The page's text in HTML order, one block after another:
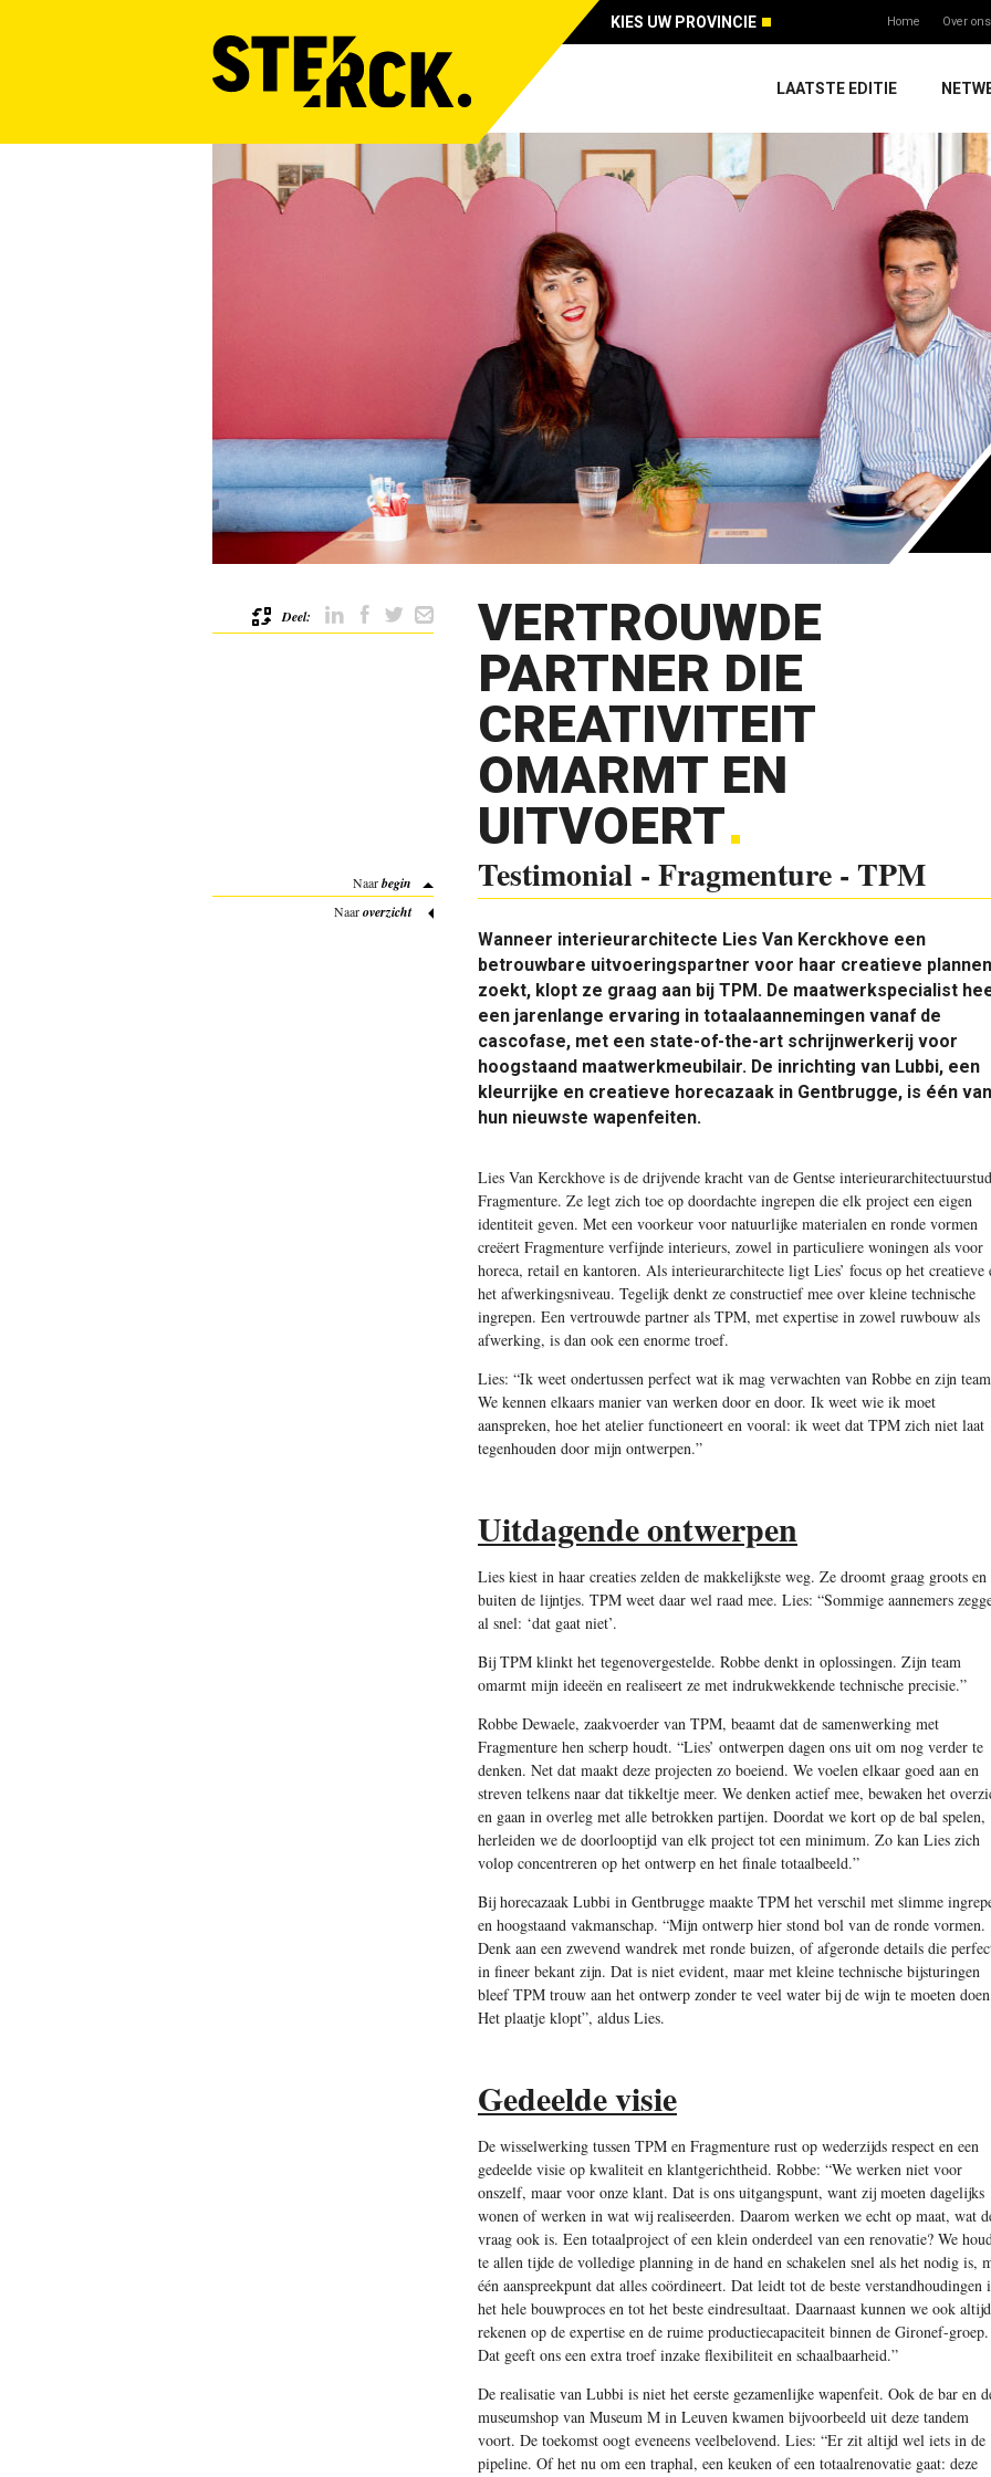
KIES UW PROVINCIE Home Over ons
LAATSTE EDITIE
VERTROUWDE
PARTNER DIE
CREATIVITEIT
OMARMT EN
UITVOERT
Testimonial - Fragmenture - TPM
Wanneer interieurarchitecte Lies Van Kerckhove een
betrouwbare uitvoeringspartner voor haar creatieve plannen
zoekt, klopt ze graag aan bij TPM. De maatwerkspecialist
een jarenlange ervaring in totaalaannemingen vanaf de
cascofase, met een state-of-the-art schrijnwerkerij voor
hoogstaand maatwerkmeubilair. De inrichting van Lubbi, een
kleurrijke en creatieve horecazaak in Gentbrugge, is één van
hun nieuwste wapenfeiten.
Lies Van Kerckhove is de drijvende kracht van de Gentse
Fragmenture. Ze legt zich toe op doordachte ingrepen die elk project een eigen
identiteit geven. Met een voorkeur voor natuurlijke materialen en ronde vormen
creëert Fragmenture verfijnde interieurs, zowel in particuliere woningen als voor
horeca, retail en kantoren. Als interieurarchitecte ligt Lies’ focus op het creatieve
het afwerkingsniveau. Tegelijk denkt ze constructief mee over kleine technische
ingrepen. Een vertrouwde partner als TPM, met expertise in zowel ruwbouw als
afwerking, is dan ook een enorme troef.
Lies: “Ik weet ondertussen perfect wat ik mag verwachten van Robbe en zijn
We kennen elkaars manier van werken door en door. Ik weet wie ik moet
aanspreken, hoe het atelier functioneert en vooral: ik weet dat TPM zich niet laat
tegenhouden door mijn ontwerpen.”
Uitdagende ontwerpen
Lies kiest in haar creaties zelden de makkelijkste weg. Ze droomt graag groots en
buiten de lijntjes. TPM weet daar wel raad mee. Lies: “Sommige aannemers
al snel: ‘dat gaat niet’.
Bij TPM klinkt het tegenovergestelde. Robbe denkt in oplossingen. Zijn team
omarmt mijn ideeën en realiseert ze met indrukwekkende technische precisie.”
Robbe Dewaele, zaakvoerder van TPM, beaamt dat de samenwerking met
Fragmenture hen scherp houdt. “Lies’ ontwerpen dagen ons uit om nog verder te
denken. Net dat maakt deze projecten zo boeiend. We voelen elkaar goed aan en
streven telkens naar dat tikkeltje meer. We denken actief mee, bewaken het
en gaan in overleg met alle betrokken partijen. Doordat we kort op de bal spelen,
herleiden we de doorlooptijd van elk project tot een minimum. Zo kan Lies zich
volop concentreren op het ontwerp en het finale totaalbeeld.”
Bij horecazaak Lubbi in Gentbrugge maakte TPM het verschil met slimme
en hoogstaand vakmanschap. “Mijn ontwerp hier stond bol van de ronde vormen.
Denk aan een zwevend wandrek met ronde buizen, of afgeronde details die
in fineer bekant zijn. Dat is niet evident, maar met kleine technische bijsturingen
bleef TPM trouw aan het ontwerp zonder te veel water bij de wijn te moeten
Het plaatje klopt”, aldus Lies.
Gedeelde visie
De wisselwerking tussen TPM en Fragmenture rust op wederzijds respect en een
gedeelde visie op kwaliteit en klantgerichtheid. Robbe: “We werken niet voor
onszelf, maar voor onze klant. Dat is ons uitgangspunt, want zij moeten dagelijks
wonen of werken in wat wij realiseerden. Daarom werken we echt op maat, wat
vraag ook is. Een totaalproject of een klein onderdeel van een renovatie? We
te allen tijde de volledige planning in de hand en schakelen snel als het nodig is,
één aanspreekpunt dat alles coördineert. Dat leidt tot de beste verstandhoudingen
het hele bouwproces en tot het beste eindresultaat. Daarnaast kunnen we ook altijd
rekenen op de expertise en de ruime productiecapaciteit binnen de Gironef-groep.
Dat geeft ons een extra troef inzake flexibiliteit en schaalbaarheid.”
De realisatie van Lubbi is niet het eerste gezamenlijke wapenfeit. Ook de bar en
museumshop van Museum M in Leuven kwamen bijvoorbeeld uit deze tandem
voort. De toekomst oogt eveneens veelbelovend. Lies: “Er zit altijd wel iets in de
pipeline. Of het nu om een traphal, een keuken of een totaalrenovatie gaat: deze
Deel:
Naarbegin
Naaroverzicht